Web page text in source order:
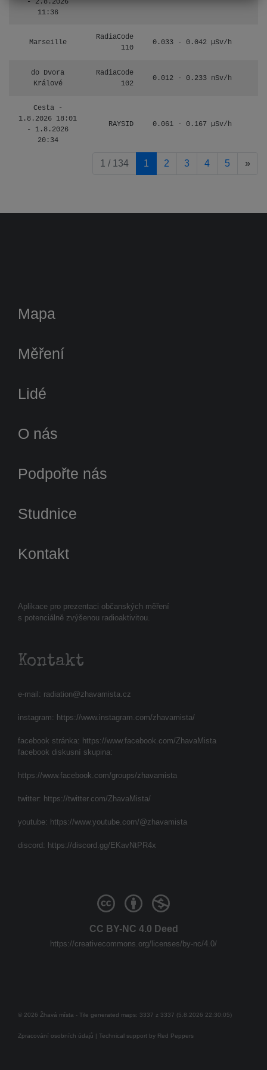
- 2.8.2026
11:36
Marseille
RadiaCode
110
0.033 - 0.042 µSv/h
do Dvora
Králové
RadiaCode
102
0.012 - 0.233 nSv/h
Cesta -
1.8.2026 18:01
- 1.8.2026
20:34
RAYSID 0.061 - 0.167 µSv/h
1 / 134 1 2 3 4 5 »
Aplikace pro prezentaci občanských měření
s potenciálně zvýšenou radioaktivitou.
Kontakt
e-mail: radiation@zhavamista.cz
instagram: https://www.instagram.com/zhavamista/
facebook stránka: https://www.facebook.com/ZhavaMista
facebook diskusní skupina:
https://www.facebook.com/groups/zhavamista
twitter: https://twitter.com/ZhavaMista/
youtube: https://www.youtube.com/@zhavamista
discord: https://discord.gg/EKavNtPR4x
Mapa
Měření
Lidé
O nás
Podpořte nás
Studnice
Kontakt
CC BY-NC 4.0 Deed
https://creativecommons.org/licenses/by-nc/4.0/
© 2026 Žhavá místa - Tile generated maps: 3337 z 3337 (5.8.2026 22:30:05)
Zpracování osobních údajů | Technical support by Red Peppers